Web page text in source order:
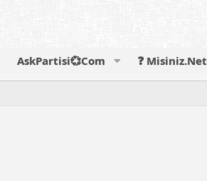
AskPartisi💞Com ❓ Misiniz.Net